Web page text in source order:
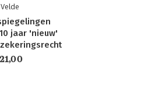
jaar 'nieuw'